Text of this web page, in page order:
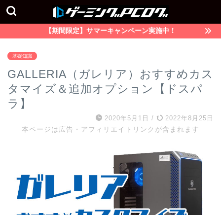
【期間限定】サマーキャンペーン実施中！
基礎知識
GALLERIA（ガレリア）おすすめカス
タマイズ＆追加オプション【ドスパ
ラ】
2020年5月1日 /
2022年8月25日
本ページは広告・アフィリエイトリンクが含まれます